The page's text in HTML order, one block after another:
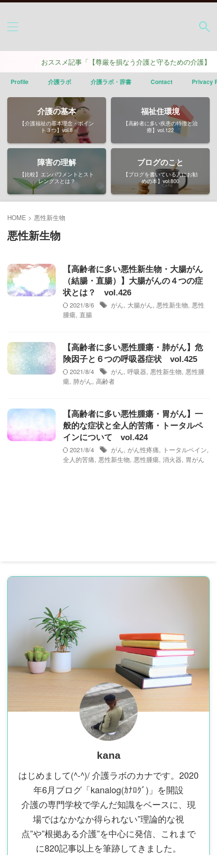
おススメ記事「【尊厳を損なう介護と守るための介護】ポイ
Profile 介護ラボ 介護ラボ・辞書 Contact Privacy
介護の基本
【介護福祉の基本理念・ポイン
ト３つ】vol.8
福祉住環境
【高齢者に多い疾患の特徴と治
療】vol.122
障害の理解
【比較】エンパワメントとスト
レングスとは？
ブログのこと
【ブログを書いている人にお勧
めの本】vol.800
HOME > 悪性新生物
悪性新生物
【高齢者に多い悪性新生物・大腸がん
（結腸・直腸）】大腸がんの４つの症
状とは？ vol.426
2021/8/6
がん, 大腸がん, 悪性新生物, 悪性
腫瘍, 直腸
【高齢者に多い悪性腫瘍・肺がん】危
険因子と６つの呼吸器症状 vol.425
2021/8/4
がん, 呼吸器, 悪性新生物, 悪性腫
瘍, 肺がん, 高齢者
【高齢者に多い悪性腫瘍・胃がん】一
般的な症状と全人的苦痛・トータルペ
インについて vol.424
2021/8/4
がん, がん性疼痛, トータルペイン,
全人的苦痛, 悪性新生物, 悪性腫瘍, 消火器, 胃がん
kana
はじめまして(^-^)/ 介護ラボのカナです。2020
年6月ブログ「kanalog(ｶﾅﾛｸﾞ)」を開設
介護の専門学校で学んだ知識をベースに、現
場ではなかなか得られない”理論的な視
点”や”根拠ある介護”を中心に発信、これまで
に820記事以上を筆跡してきました。